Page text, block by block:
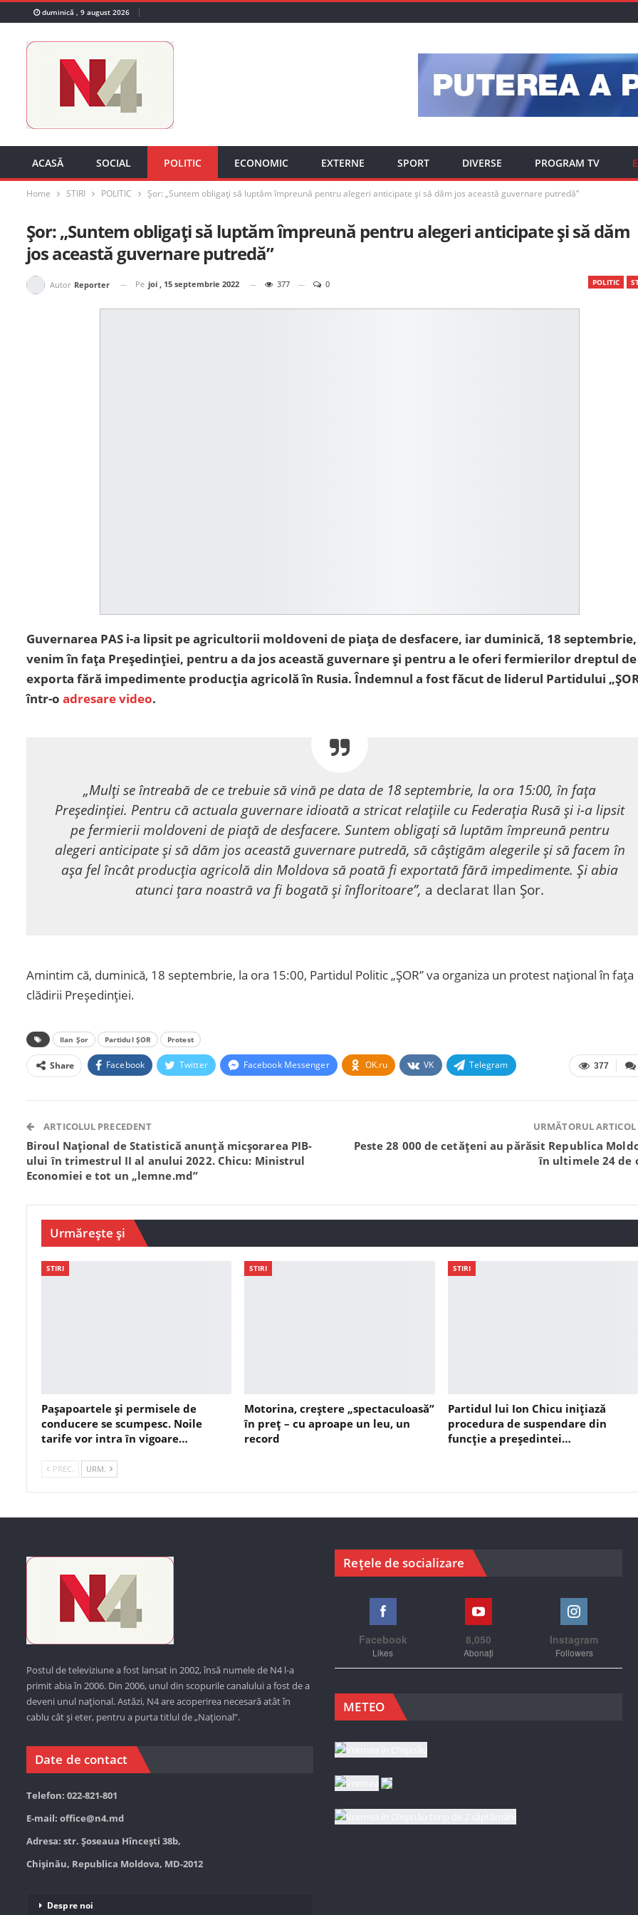
duminică , 9 august 2026
ACASĂ SOCIAL POLITIC ECONOMIC EXTERNE SPORT DIVERSE PROGRAM TV
Home STIRI POLITIC Șor: „Suntem obligați să luptăm împreună pentru alegeri anticipate și să dăm jos această guvernare putredă”
Șor: „Suntem obligați să luptăm împreună pentru alegeri anticipate și să dăm
jos această guvernare putredă”
POLITIC
Autor Reporter Pe joi , 15 septembrie 2022 377 0
Guvernarea PAS i-a lipsit pe agricultorii moldoveni de piața de desfacere, iar duminică, 18 septembrie,
venim în fața Președinției, pentru a da jos această guvernare și pentru a le oferi fermierilor dreptul
exporta fără impedimente producția agricolă în Rusia. Îndemnul a fost făcut de liderul Partidului
într-o adresare video.
„Mulți se întreabă de ce trebuie să vină pe data de 18 septembrie, la ora 15:00, în fața
Președinției. Pentru că actuala guvernare idioată a stricat relațiile cu Federația Rusă și i-a lipsit
pe fermierii moldoveni de piață de desfacere. Suntem obligați să luptăm împreună pentru
alegeri anticipate și să dăm jos această guvernare putredă, să câștigăm alegerile și să facem în
așa fel încât producția agricolă din Moldova să poată fi exportată fără impedimente. Și abia
atunci țara noastră va fi bogată și înfloritoare”, a declarat Ilan Șor.
Amintim că, duminică, 18 septembrie, la ora 15:00, Partidul Politic „ȘOR” va organiza un protest național în fața
clădirii Președinției.
Ilan Șor Partidul ȘOR Protest
377
Share Facebook Twitter Facebook Messenger OK.ru VK Telegram
ARTICOLUL PRECEDENT
Biroul Național de Statistică anunță micșorarea PIB-
ului în trimestrul II al anului 2022. Chicu: Ministrul
Economiei e tot un „lemne.md”
URMĂTORUL ARTICOL
Peste 28 000 de cetățeni au părăsit Republica
în ultimele 24 de
Urmărește și
STIRI
Pașapoartele și permisele de
conducere se scumpesc. Noile
tarife vor intra în vigoare…
STIRI
Motorina, creștere „spectaculoasă”
în preț – cu aproape un leu, un
record
STIRI
Partidul lui Ion Chicu inițiază
procedura de suspendare din
funcție a președintei…
PREC. URM.
Postul de televiziune a fost lansat in 2002, însă numele de N4 l-a
primit abia în 2006. Din 2006, unul din scopurile canalului a fost de a
deveni unul național. Astăzi, N4 are acoperirea necesară atât în
cablu cât și eter, pentru a purta titlul de „Național”.
Date de contact
Telefon: 022-821-801
E-mail: office@n4.md
Adresa: str. Șoseaua Hînceşti 38b,
Chișinău, Republica Moldova, MD-2012
Despre noi
Rețele de socializare
Facebook
Likes
8,050
Abonați
Instagram
Followers
METEO